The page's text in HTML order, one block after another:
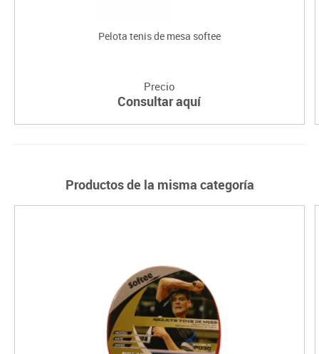
Pelota tenis de mesa softee
Precio
Consultar aquí
Productos de la misma categoría